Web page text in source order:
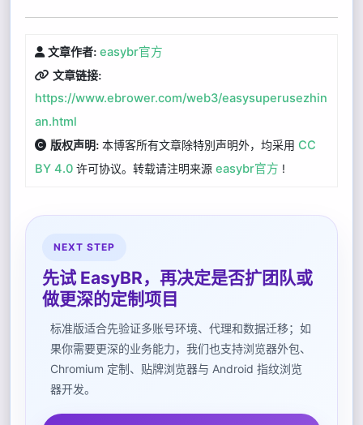
文章作者: easybr官方
文章链接:
https://www.ebrower.com/web3/easysuperusezhin
an.html
版权声明: 本博客所有文章除特別声明外，均采用CC
BY 4.0 许可协议。转载请注明来源easybr官方 !
NEXT STEP
先试 EasyBR，再决定是否扩团队或
做更深的定制项目
标准版适合先验证多账号环境、代理和数据迁移；如
果你需要更深的业务能力，我们也支持浏览器外包、
Chromium 定制、贴牌浏览器与 Android 指纹浏览
器开发。